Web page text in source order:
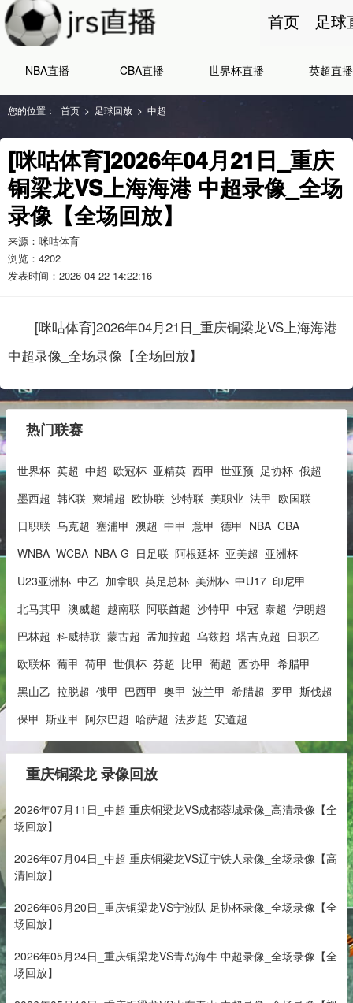
首页 足球
NBA直播 CBA直播 世界杯直播 英超直播
您的位置： 首页 > 足球回放 > 中超
[咪咕体育]2026年04月21日_重庆
铜梁龙VS上海海港 中超录像_全场
录像【全场回放】
来源：咪咕体育
浏览： 4202
发表时间：2026-04-22 14:22:16
[咪咕体育]2026年04月21日_重庆铜梁龙VS上海海港
中超录像_全场录像【全场回放】
热门联赛
世界杯 英超 中超 欧冠杯 亚精英 西甲 世亚预 足协杯 俄超
墨西超 韩K联 柬埔超 欧协联 沙特联 美职业 法甲 欧国联
日职联 乌克超 塞浦甲 澳超 中甲 意甲 德甲 NBA CBA
WNBA WCBA NBA-G 日足联 阿根廷杯 亚美超 亚洲杯
U23亚洲杯 中乙 加拿职 英足总杯 美洲杯 中U17 印尼甲
北马其甲 澳威超 越南联 阿联酋超 沙特甲 中冠 泰超 伊朗超
巴林超 科威特联 蒙古超 孟加拉超 乌兹超 塔吉克超 日职乙
欧联杯 葡甲 荷甲 世俱杯 芬超 比甲 葡超 西协甲 希腊甲
黑山乙 拉脱超 俄甲 巴西甲 奥甲 波兰甲 希腊超 罗甲 斯伐超
保甲 斯亚甲 阿尔巴超 哈萨超 法罗超 安道超
重庆铜梁龙 录像回放
2026年07月11日_中超 重庆铜梁龙VS成都蓉城录像_高清录像【全
场回放】
2026年07月04日_中超 重庆铜梁龙VS辽宁铁人录像_全场录像【高
清回放】
2026年06月20日_重庆铜梁龙VS宁波队 足协杯录像_全场录像【全
场回放】
2026年05月24日_重庆铜梁龙VS青岛海牛 中超录像_全场录像【全
场回放】